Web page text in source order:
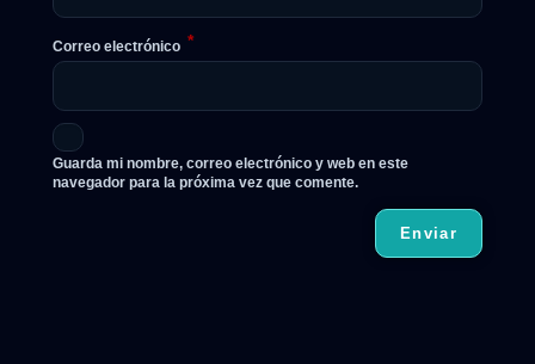
Correo electrónico *
Guarda mi nombre, correo electrónico y web en este
navegador para la próxima vez que comente.